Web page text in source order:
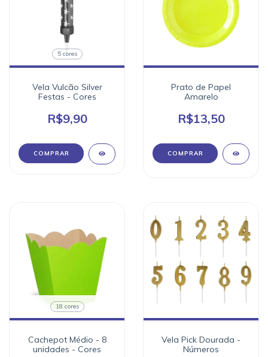
5 cores
Vela Vulcão Silver
Festas - Cores
R$9,90
COMPRAR
Prato de Papel
Amarelo
R$13,50
18 cores
Cachepot Médio - 8
unidades - Cores
Vela Pick Dourada -
Números